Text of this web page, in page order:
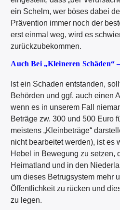
ein Schelm, wer böses dabei
Prävention immer noch der
erst einmal weg, wird es
zurückzubekommen.
Auch Bei „kleineren Schäden“
Ist ein Schaden entstanden,
Behörden und ggf. auch einen
wenn es in unserem Fall
Beträge zw. 300 und 500 Euro
meistens „Kleinbeträge“
nicht bearbeitet werden), ist es
Hebel in Bewegung zu setzen,
Heimatland und in den
um dieses Betrugsystem mehr
Öffentlichkeit zu rücken und
zu legen.